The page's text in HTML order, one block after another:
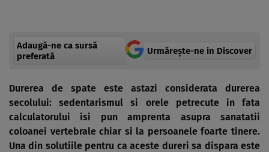
Adaugă-ne ca sursă
preferată
Urmărește-ne in Discover
Durerea de spate este astazi considerata durerea
secolului: sedentarismul si orele petrecute in fata
calculatorului isi pun amprenta asupra sanatatii
coloanei vertebrale chiar si la persoanele foarte tinere.
Una din solutiile pentru ca aceste dureri sa dispara este